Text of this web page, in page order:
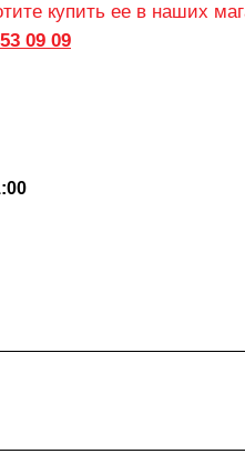
купить ее в наших
09 09